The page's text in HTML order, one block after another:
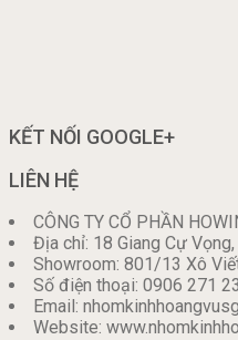
KẾT NỐI GOOGLE+
LIÊN HỆ
CÔNG TY CỔ PHẦN
Địa chỉ: 18 Giang Cự Vọng,
Showroom: 801/13 Xô
Số điện thoại: 0906 271
Email:
Website: